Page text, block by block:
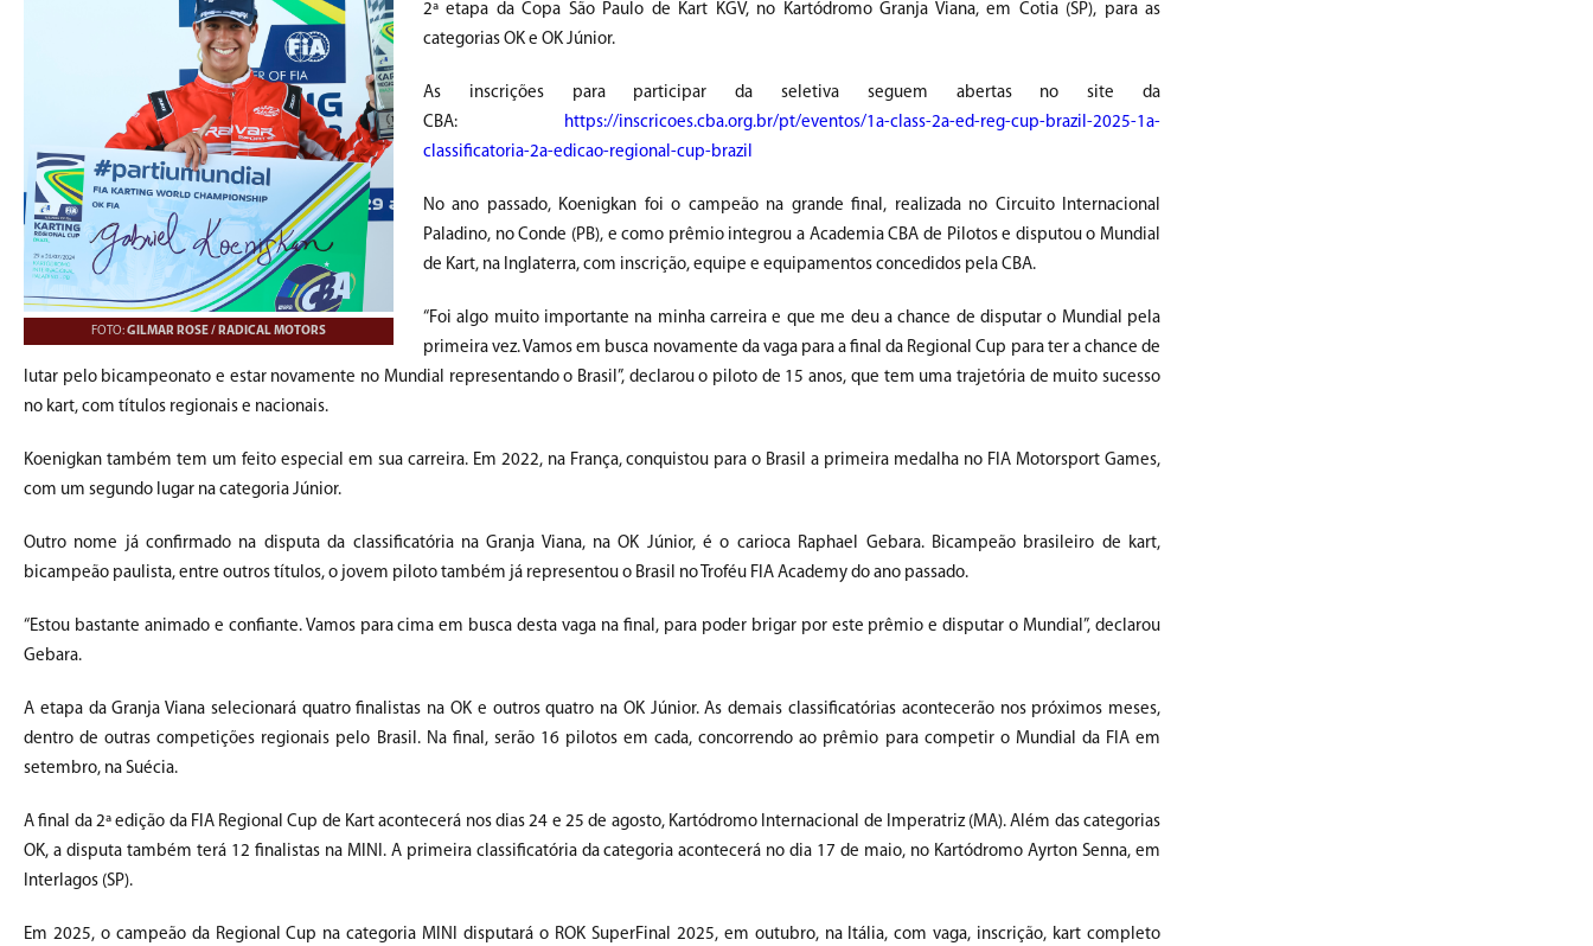
FOTO:GILMAR ROSE / RADICAL MOTORS
2ª etapa da Copa São Paulo de Kart KGV, no Kartódromo Granja Viana, em Cotia (SP), para as
categorias OK e OK Júnior.
As inscrições para participar da seletiva seguem abertas no site da
CBA: https://inscricoes.cba.org.br/pt/eventos/1a-class-2a-ed-reg-cup-brazil-2025-1a-
classificatoria-2a-edicao-regional-cup-brazil
No ano passado, Koenigkan foi o campeão na grande final, realizada no Circuito Internacional
Paladino, no Conde (PB), e como prêmio integrou a Academia CBA de Pilotos e disputou o Mundial
de Kart, na Inglaterra, com inscrição, equipe e equipamentos concedidos pela CBA.
“Foi algo muito importante na minha carreira e que me deu a chance de disputar o Mundial pela
primeira vez. Vamos em busca novamente da vaga para a final da Regional Cup para ter a chance de
lutar pelo bicampeonato e estar novamente no Mundial representando o Brasil”, declarou o piloto de 15 anos, que tem uma trajetória de muito sucesso
no kart, com títulos regionais e nacionais.
Koenigkan também tem um feito especial em sua carreira. Em 2022, na França, conquistou para o Brasil a primeira medalha no FIA Motorsport Games,
com um segundo lugar na categoria Júnior.
Outro nome já confirmado na disputa da classificatória na Granja Viana, na OK Júnior, é o carioca Raphael Gebara. Bicampeão brasileiro de kart,
bicampeão paulista, entre outros títulos, o jovem piloto também já representou o Brasil no Troféu FIA Academy do ano passado.
“Estou bastante animado e confiante. Vamos para cima em busca desta vaga na final, para poder brigar por este prêmio e disputar o Mundial”, declarou
Gebara.
A etapa da Granja Viana selecionará quatro finalistas na OK e outros quatro na OK Júnior. As demais classificatórias acontecerão nos próximos meses,
dentro de outras competições regionais pelo Brasil. Na final, serão 16 pilotos em cada, concorrendo ao prêmio para competir o Mundial da FIA em
setembro, na Suécia.
A final da 2ª edição da FIA Regional Cup de Kart acontecerá nos dias 24 e 25 de agosto, Kartódromo Internacional de Imperatriz (MA). Além das categorias
OK, a disputa também terá 12 finalistas na MINI. A primeira classificatória da categoria acontecerá no dia 17 de maio, no Kartódromo Ayrton Senna, em
Interlagos (SP).
Em 2025, o campeão da Regional Cup na categoria MINI disputará o ROK SuperFinal 2025, em outubro, na Itália, com vaga, inscrição, kart completo